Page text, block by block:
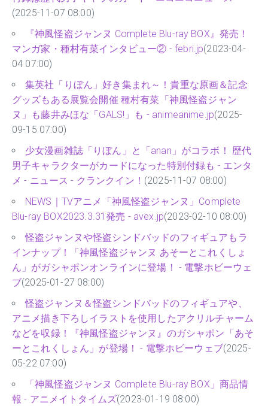
(2025-11-07 08:00)
『神風怪盗ジャンヌ Complete Blu-ray BOX』発売！
マンガ家・種村有菜インタビュー② - febri.jp(2023-04-
04 07:00)
集英社「りぼん」好き集まれ～！貴重な原画＆記念
グッズもある展覧会開催 種村有菜「神風怪盗ジャン
ヌ」も藤井みほな「GALS!」も - animeanime.jp(2025-
09-15 07:00)
少女漫画雑誌「りぼん」と「anan」がコラボ！ 歴代
男子キャラクターがカードになった特別付録も - エンタ
メ - ニュース - クランクイン！ (2025-11-07 08:00)
NEWS｜TVアニメ「神風怪盗ジャンヌ」Complete
Blu-ray BOX2023.3.31発売 - avex.jp(2023-02-10 08:00)
怪盗ジャンヌや怪盗シンドバッドのフィギュアもラ
インナップ！「神風怪盗ジャンヌ あそーとこれくしょ
ん」がガシャポンオンラインに登場！ - 電撃ホビーウェ
ブ(2025-01-27 08:00)
怪盗ジャンヌ＆怪盗シンドバッドのフィギュアや、
アニメ描き下ろしイラストを使用したアクリルチャーム
などを収録！『神風怪盗ジャンヌ』のガシャポン「あそ
ーとこれくしょん」が登場！ - 電撃ホビーウェブ(2025-
05-22 07:00)
「神風怪盗ジャンヌ Complete Blu-ray BOX」商品情
報 - アニメイトタイムズ(2023-01-19 08:00)